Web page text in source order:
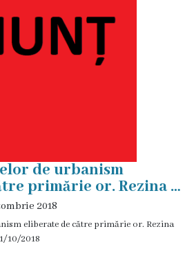
de urbanism
primărie or. Rezina …
2018
eliberate de către primărie or. Rezina
10/2018